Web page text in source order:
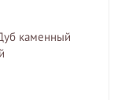
каменный